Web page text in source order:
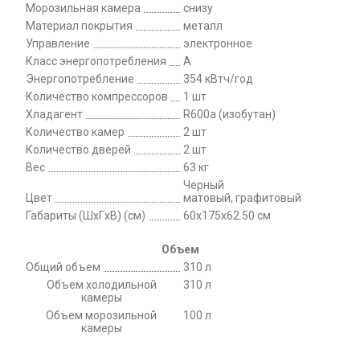
Морозильная камера
снизу
Материал покрытия
металл
Управление
электронное
Класс энергопотребления
A
Энергопотребление
354 кВтч/год
Количество компрессоров
1 шт
Хладагент
R600a (изобутан)
Количество камер
2 шт
Количество дверей
2 шт
Вес
63 кг
Цвет
Черный
матовый, графитовый
Габариты (ШxГxВ) (см)
60х175х62.50 см
Объем
Общий объем
310 л
Объем холодильной
камеры
310 л
Объем морозильной
камеры
100 л